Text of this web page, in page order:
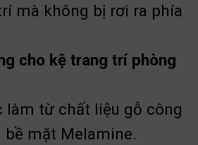
mà không bị rơi ra phía
cho kệ trang trí phòng
làm từ chất liệu gỗ công
bề mặt Melamine.